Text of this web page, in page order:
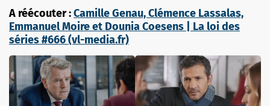
A réécouter :Camille Genau, Clémence Lassalas,
Emmanuel Moire et Dounia Coesens | La loi des
séries #666 (vl-media.fr)